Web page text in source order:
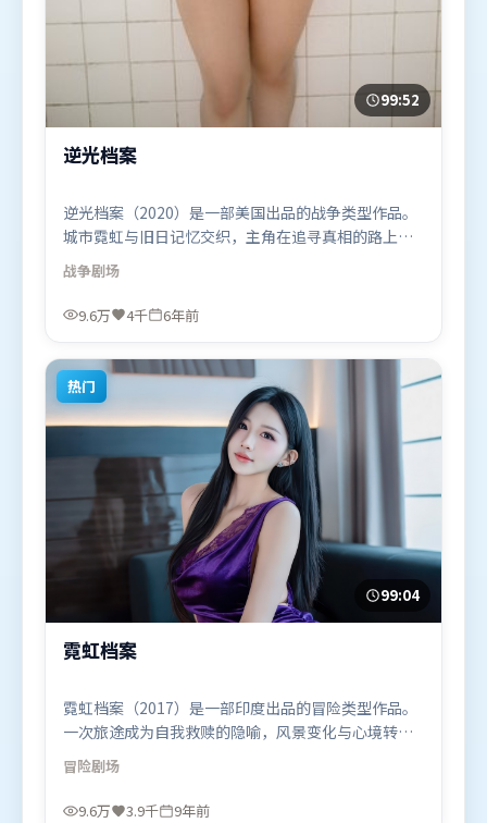
99:52
逆光档案
逆光档案（2020）是一部美国出品的战争类型作品。
城市霓虹与旧日记忆交织，主角在追寻真相的路上不
断付出代价。摄影与美术共同营造出强烈地域气质，
增强沉浸感。由李安执导，汤姆·哈迪、谭卓、宋康
昊，章子怡、杨紫、李政宰等联袂出演。影片于2020
争题材的观众观看。
战争剧场
9.6万 4千 6年前
热门
99:04
霓虹档案
霓虹档案（2017）是一部印度出品的冒险类型作品。
一次旅途成为自我救赎的隐喻，风景变化与心境转折
彼此呼应。摄影与美术共同营造出强烈地域气质，增
强沉浸感。由詹姆斯·卡梅隆执导，长泽雅美、李政
宰、汤唯，梁朝伟、杨紫等联袂出演。影片于2017年
冒险剧场
9.6万 3.9千 9年前